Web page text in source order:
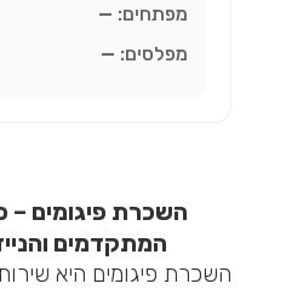
מפתחים: —
מפלסים: —
השכרת פיגומים –
המתקדמים
השכרת פיגומים היא